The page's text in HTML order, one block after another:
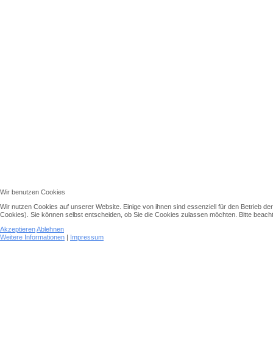
Wir benutzen Cookies
Wir nutzen Cookies auf unserer Website. Einige von ihnen sind essenziell für den Betrieb
Cookies). Sie können selbst entscheiden, ob Sie die Cookies zulassen möchten. Bitte
AkzeptierenAblehnen
Weitere Informationen | Impressum